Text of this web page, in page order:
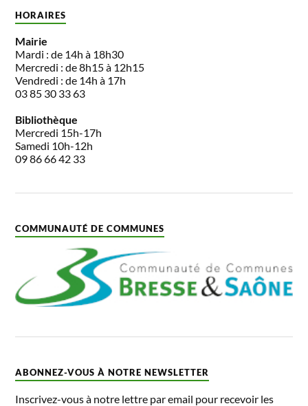
HORAIRES
Mairie
Mardi : de 14h à 18h30
Mercredi : de 8h15 à 12h15
Vendredi : de 14h à 17h
03 85 30 33 63
Bibliothèque
Mercredi 15h-17h
Samedi 10h-12h
09 86 66 42 33
COMMUNAUTÉ DE COMMUNES
ABONNEZ-VOUS À NOTRE NEWSLETTER
Inscrivez-vous à notre lettre par email pour recevoir les